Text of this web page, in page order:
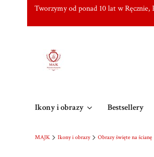
Tworzymy od ponad 10 lat w
Ikony i obrazy Bestsellery
MAJK Ikony i obrazy Obrazy święte na ścianę